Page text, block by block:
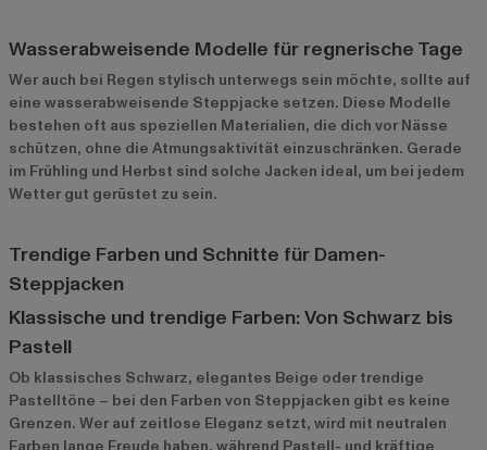
Wasserabweisende Modelle für regnerische Tage
Wer auch bei Regen stylisch unterwegs sein möchte, sollte auf
eine wasserabweisende Steppjacke setzen. Diese Modelle
bestehen oft aus speziellen Materialien, die dich vor Nässe
schützen, ohne die Atmungsaktivität einzuschränken. Gerade
im Frühling und Herbst sind solche Jacken ideal, um bei jedem
Wetter gut gerüstet zu sein.
Trendige Farben und Schnitte für Damen-
Steppjacken
Klassische und trendige Farben: Von Schwarz bis
Pastell
Ob klassisches Schwarz, elegantes Beige oder trendige
Pastelltöne – bei den Farben von Steppjacken gibt es keine
Grenzen. Wer auf zeitlose Eleganz setzt, wird mit neutralen